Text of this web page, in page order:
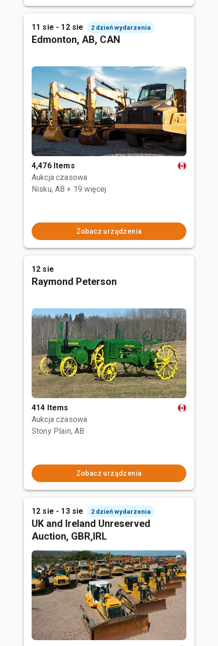
11 sie - 12 sie 2 dzień wydarzenia
Edmonton, AB, CAN
4,476 Items
Aukcja czasowa
Nisku, AB + 19 więcej
Zobacz urządzenia
12 sie
Raymond Peterson
414 Items
Aukcja czasowa
Stony Plain, AB
Zobacz urządzenia
12 sie - 13 sie 2 dzień wydarzenia
UK and Ireland Unreserved
Auction, GBR,IRL